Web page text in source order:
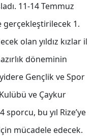
11-14 Temmuz
gerçekleştirilecek 1.
olan yıldız kızlar il
döneminin
Gençlik ve Spor
ve Çaykur
bu yıl Rize’ye
mücadele edecek.